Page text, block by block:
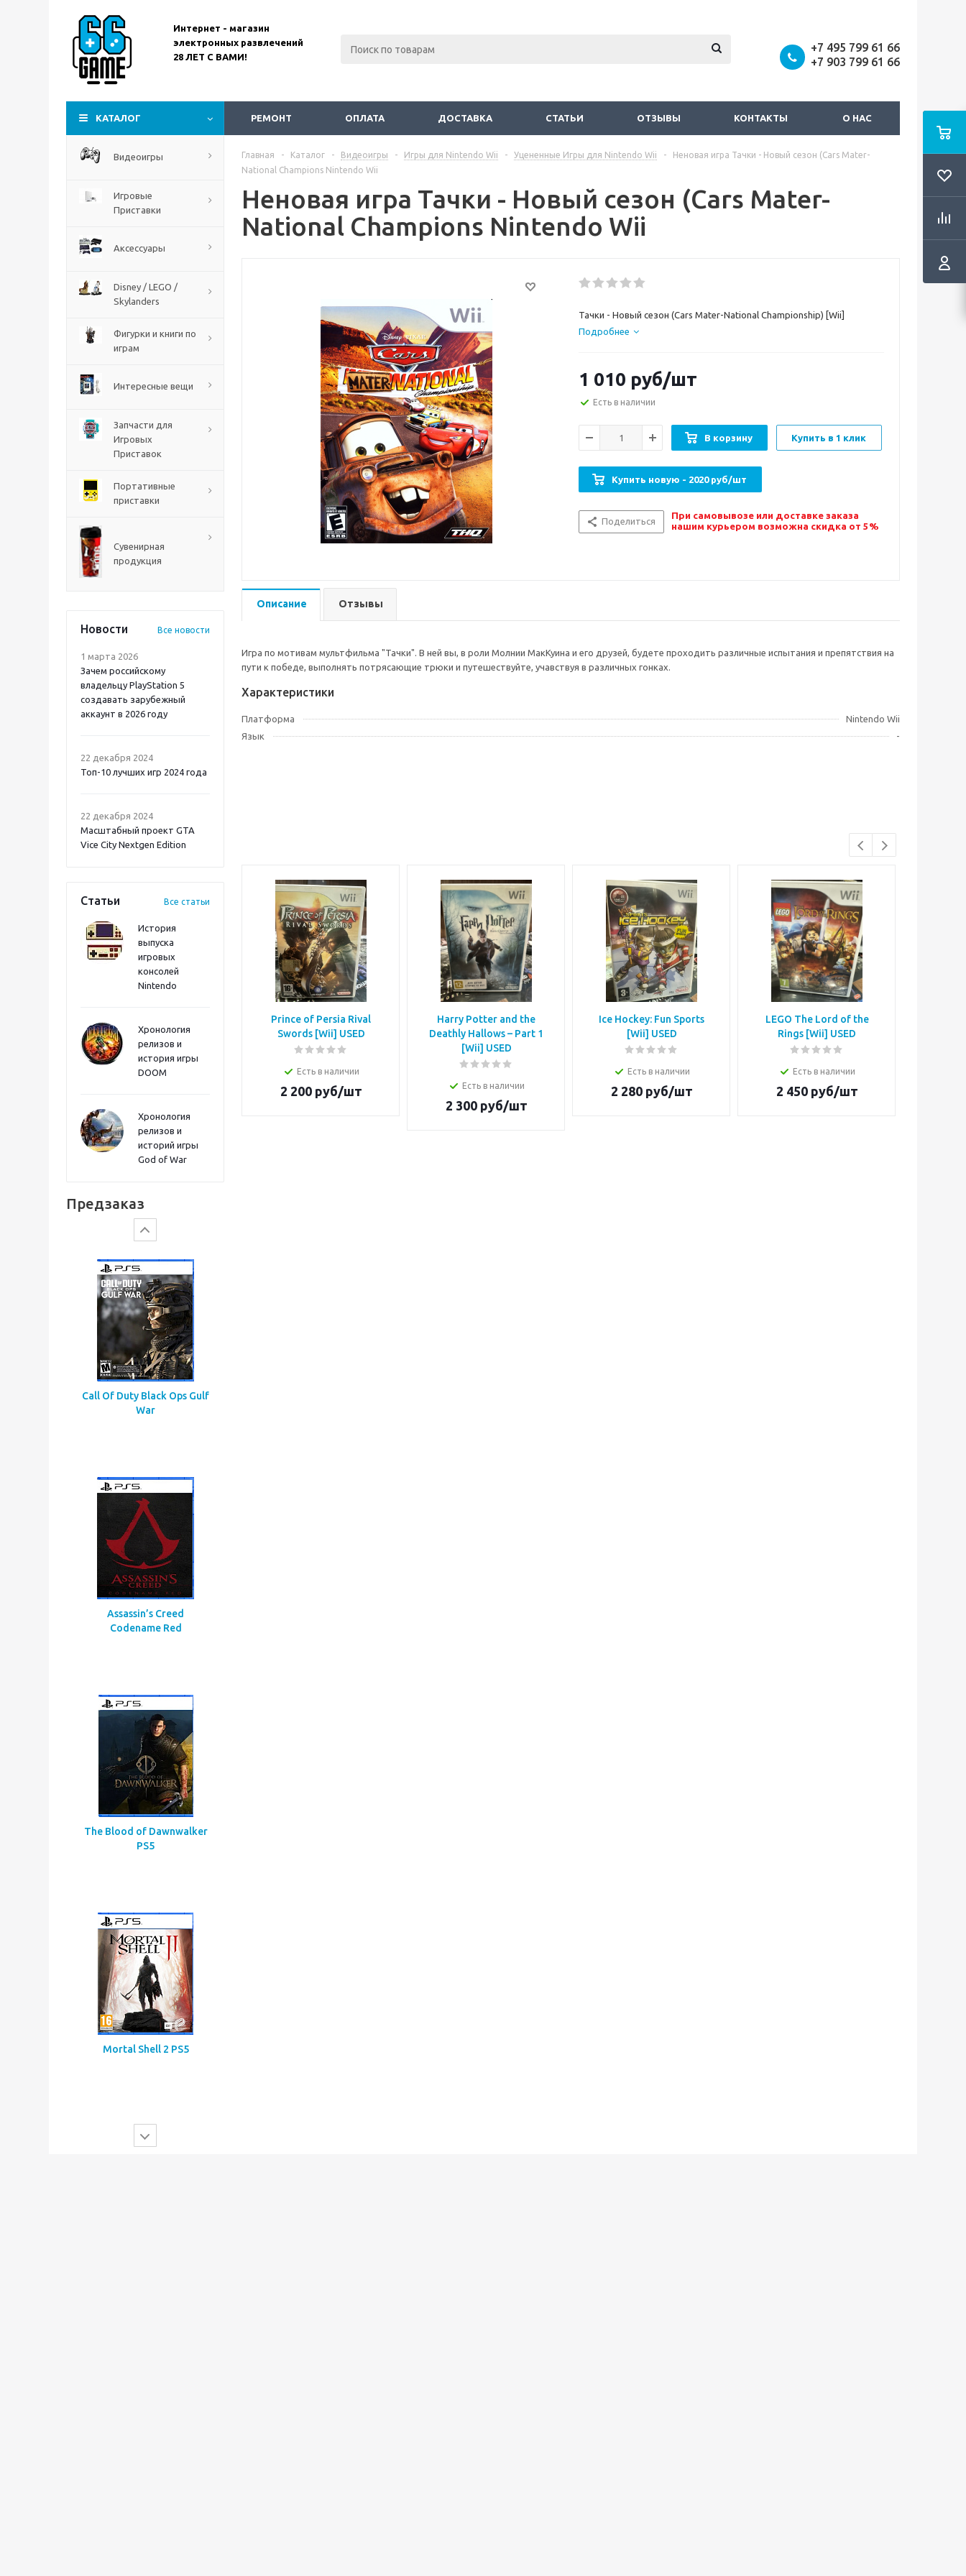
Интернет - магазин
электронных развлечений
28 ЛЕТ С ВАМИ!
+7 495 799 61 66
+7 903 799 61 66
КАТАЛОГ РЕМОНТ ОПЛАТА ДОСТАВКА СТАТЬИ ОТЗЫВЫ КОНТАКТЫ О НАС
Видеоигры
Игровые
Приставки
Аксессуары
Disney / LEGO /
Skylanders
Фигурки и книги по
играм
Интересные вещи
Запчасти для
Игровых
Приставок
Портативные
приставки
Сувенирная
продукция
Новости Все новости
1 марта 2026
Зачем российскому
владельцу PlayStation 5
создавать зарубежный
аккаунт в 2026 году
22 декабря 2024
Топ-10 лучших игр 2024 года
22 декабря 2024
Масштабный проект GTA
Vice City Nextgen Edition
Статьи Все статьи
История
выпуска
игровых
консолей
Nintendo
Хронология
релизов и
история игры
DOOM
Хронология
релизов и
историй игры
God of War
Предзаказ
The Blood of Dawnwalker
Onimusha: Way of the
Sword PS5
Call Of Duty Black Ops Gulf
War
Assassin’s Creed
Codename Red
The Blood of Dawnwalker
PS5
Mortal Shell 2 PS5
Главная - Каталог - Видеоигры - Игры для Nintendo Wii - Уцененные Игры для Nintendo Wii -
Неновая игра Тачки - Новый сезон (Cars Mater-
National Champions Nintendo Wii
Неновая игра Тачки - Новый сезон (Cars Mater-
National Champions Nintendo Wii
Тачки - Новый сезон (Cars Mater-National Championship) [Wii]
Подробнее
1 010 руб/шт
Есть в наличии
В корзину
Купить новую - 2020 руб/шт
Купить в 1 клик
Поделиться
При самовывозе или доставке заказа
нашим курьером возможна скидка от 5%
Описание Отзывы
Игра по мотивам мультфильма "Тачки". В ней вы, в роли Молнии МакКуина и его друзей, будете проходить различные испытания и препятствия на
пути к победе, выполнять потрясающие трюки и путешествуйте, учавствуя в различных гонках.
Характеристики
Платформа
Nintendo Wii
Язык
-
Prince of Persia Rival
Swords [Wii] USED
Есть в наличии
2 200руб/шт
Harry Potter and the
Deathly Hallows – Part 1
[Wii] USED
Есть в наличии
2 300руб/шт
Ice Hockey: Fun Sports
[Wii] USED
Есть в наличии
2 280руб/шт
LEGO The Lord of the
Rings [Wii] USED
Есть в наличии
2 450руб/шт